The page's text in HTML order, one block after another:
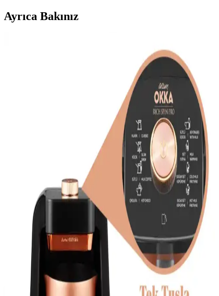
Ayrıca Bakınız
Kahve tutkunları için kullanım kolaylığı sağlayan pratik kahve
makineleri ve teknik özellikleri hakkında detaylı rehber.
Gelişmiş Elektronik Fonksiyonlara Sahip Kahve
Makineleri: Modern Teknolojinin Kahve Keyfine
Modern kahve makineleri, elektronik kontroller, otomatik temizlik
ve akıllı telefon entegrasyonu ile kahve deneyimini kişiselleştiriyor
Teknosa'da Kahve Makinesi Seçimi ve Alışveriş
Teknosa'da kahve makineleri çeşitleri, kullanım özellikleri ve satın
alma detaylarıyla ilgili kapsamlı rehber. Doğru modeli seçmek için
önemli ipuçları içerir.
Kahve Makinesi Satın Alma Rehberi: Özellikler ve
Dikkat Edilmesi Gerekenler
Kahve tutkunları için en uygun kahve makinesi nasıl seçilir?
Özellikler, modeller ve kullanıcı deneyimleriyle detaylı rehber.